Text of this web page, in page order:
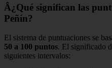
Â¿Qué significan las
Peñín?
El sistema de puntuaciones se
50 a 100 puntos. El significado
siguientes intervalos: